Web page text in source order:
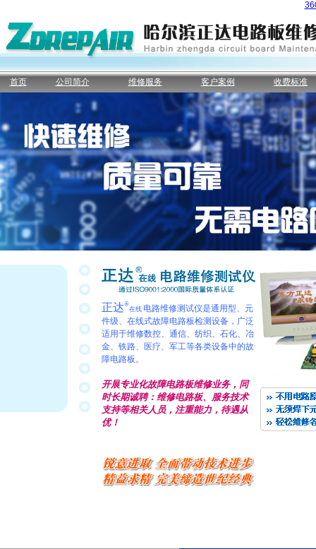
首页 公司简介 维修服务 客户案例 收费标准
正达®
在线 电路维修测试仪是通用型、元
件级、在线式故障电路板检测设备，广泛
适用于维修数控、通信、纺织、石化、冶
金、铁路、医疗、军工等各类设备中的故
障电路板。
开展专业化故障电路板维修业务，同
时长期诚聘：维修电路板、服务技术
支持等相关人员，注重能力，待遇从
优！